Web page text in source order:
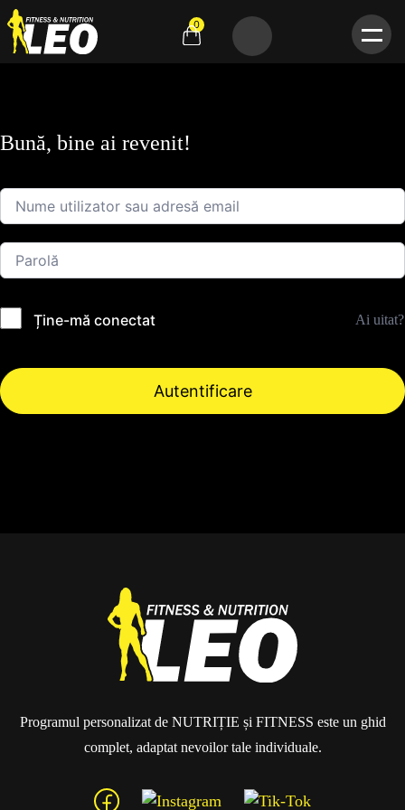
0
Bună, bine ai revenit!
Ține-mă conectat Ai uitat?
Autentificare
Programul personalizat de NUTRIȚIE și FITNESS este un ghid
complet, adaptat nevoilor tale individuale.